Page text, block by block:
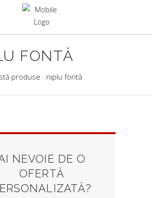
FONTĂ
produse niplu fontă
NEVOIE DE O
OFERTĂ